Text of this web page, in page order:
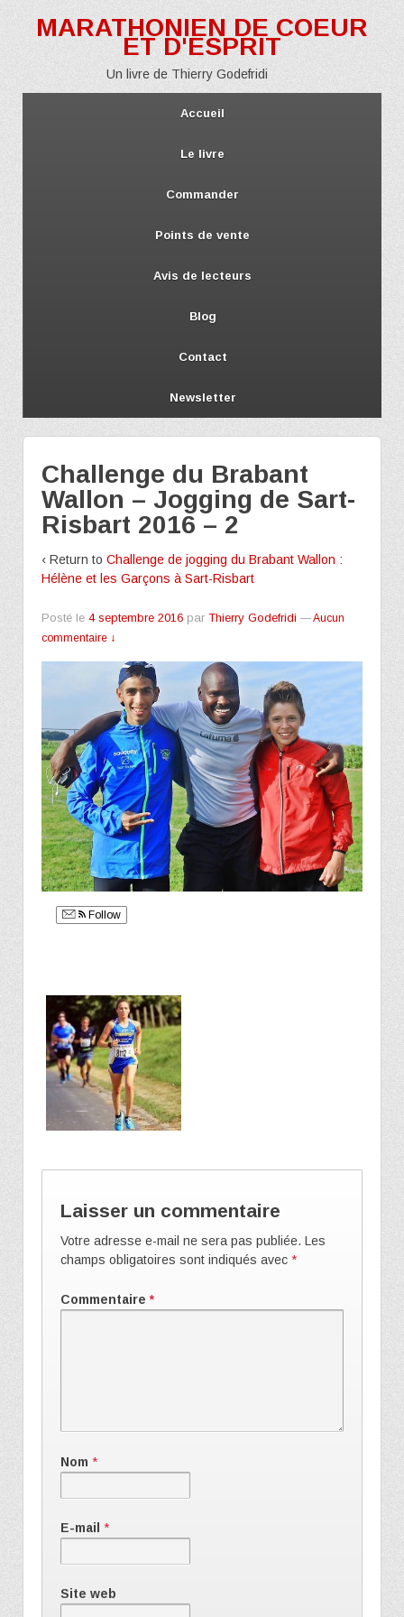
MARATHONIEN DE COEUR
ET D'ESPRIT
Un livre de Thierry Godefridi
Accueil
Le livre
Commander
Points de vente
Avis de lecteurs
Blog
Contact
Newsletter
Challenge du Brabant
Wallon – Jogging de Sart-
Risbart 2016 – 2
‹ Return to Challenge de jogging du Brabant Wallon :
Hélène et les Garçons à Sart-Risbart
Posté le 4 septembre 2016 par Thierry Godefridi —Aucun
commentaire ↓
Follow
Laisser un commentaire
Votre adresse e-mail ne sera pas publiée. Les
champs obligatoires sont indiqués avec *
Commentaire *
Nom *
E-mail *
Site web